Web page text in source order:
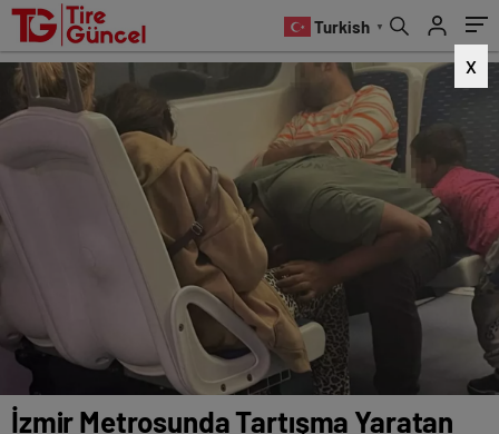
Turkish ▼
X
İzmir Metrosunda Tartışma Yaratan